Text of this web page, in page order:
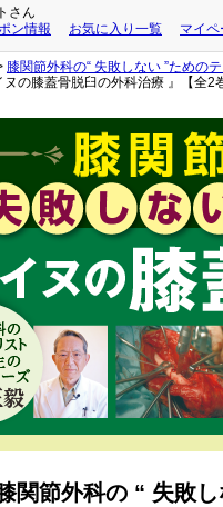
さん
ン情報
お気に入り一覧 マイペ
膝関節外科の“ 失敗しない ”ための
の膝蓋骨脱臼の外科治療 』【全2
関節外科の “ 失敗